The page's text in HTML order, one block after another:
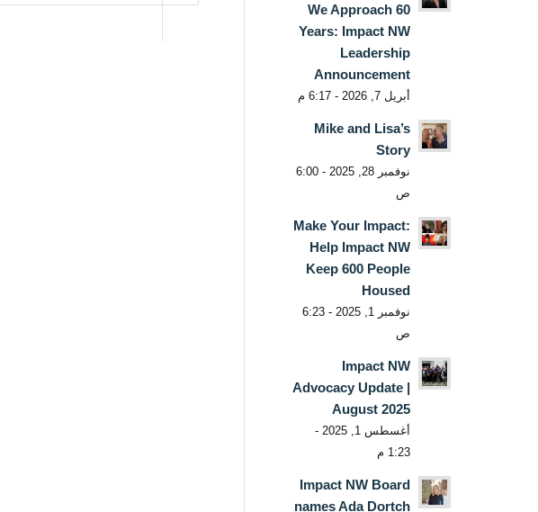
We Approach 60
Years: Impact NW
Leadership
Announcement
أبريل 7, 2026 - 6:17 م
Mike and Lisa’s
Story
نوفمبر 28, 2025 - 6:00
ص
Make Your Impact:
Help Impact NW
Keep 600 People
Housed
نوفمبر 1, 2025 - 6:23
ص
Impact NW
Advocacy Update |
August 2025
أغسطس 1, 2025 -
1:23 م
Impact NW Board
names Ada Dortch